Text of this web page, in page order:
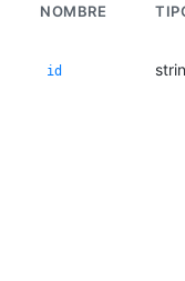
NOMBRE
id